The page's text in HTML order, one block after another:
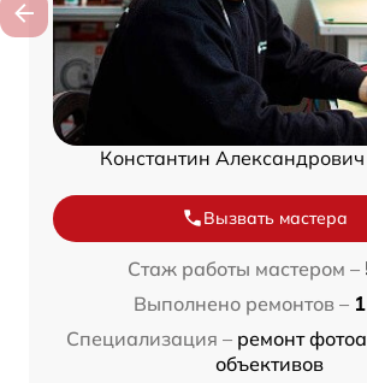
Константин
Вызвать мастера
Стаж работы мастером –
Выполнено ремонтов –
Специализация – ремонт
объективов